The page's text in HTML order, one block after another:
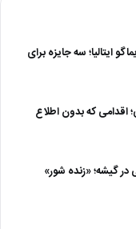
ایتالیا؛ سه جایزه برای
اقدامی که بدون اطلاع
در گیشه؛ «زنده شور»